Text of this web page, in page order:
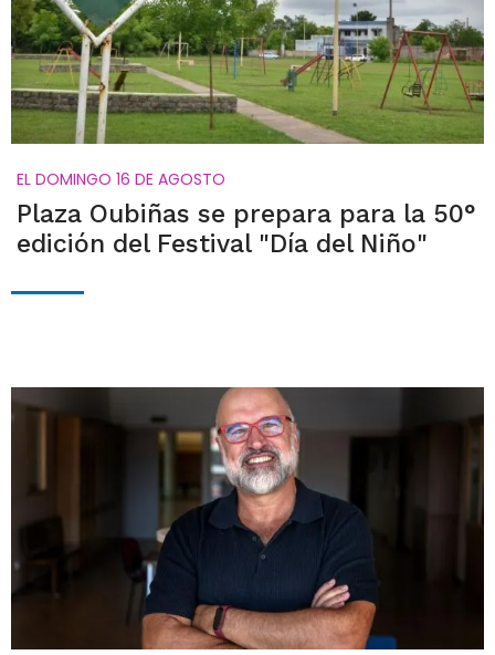
EL DOMINGO 16 DE AGOSTO
Plaza Oubiñas se prepara para la 50°
edición del Festival "Día del Niño"